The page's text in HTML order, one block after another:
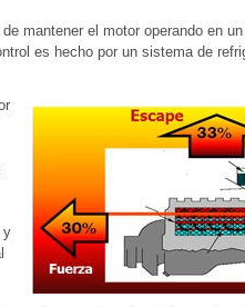
mantener el motor operando en
es hecho por un sistema de
y